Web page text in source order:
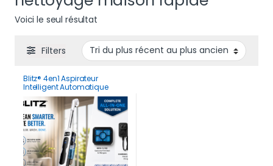
Voici le seul résultat
Filters
Blitz® 4en1 Aspirateur
Intelligent Automatique
Sans Fil Robot Laveur Sol
Professionnel Puissant, Léger,
Silencieux